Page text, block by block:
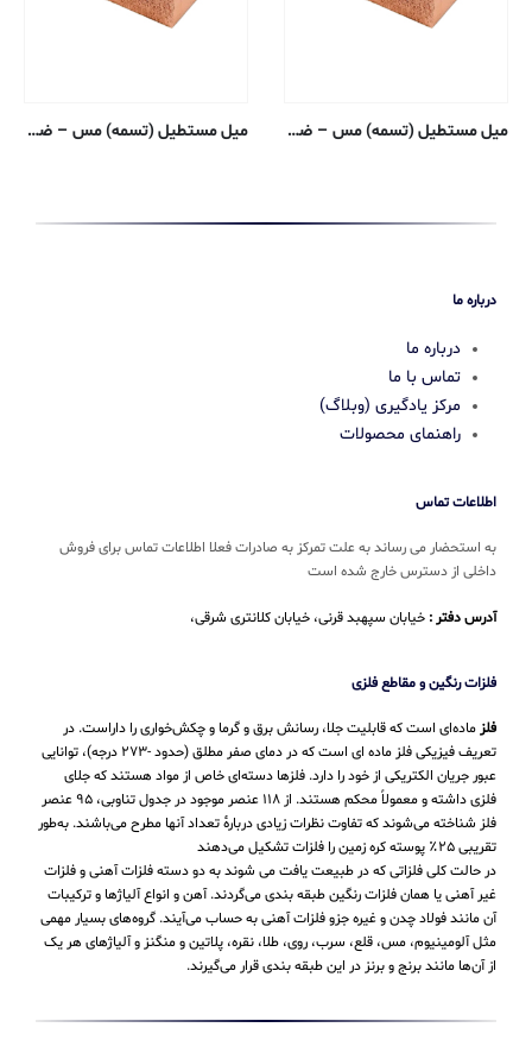
میل مستطیل (تسمه) مس – ضخامت ۰٫۳۱۷۵ ، عرض ۰٫۹۵۲۵ سانتی متر – ۱۱۰-H02 میل مستطیل (تسمه) مس – ضخامت ۰٫۱۵۸۷ ، عرض ۱٫۲۷ سانتی متر – ۱۱۰-H02
درباره ما
درباره ما
تماس با ما
مرکز یادگیری (وبلاگ)
راهنمای محصولات
اطلاعات تماس
به استحضار می رساند به علت تمرکز به صادرات فعلا اطلاعات تماس برای فروش
داخلی از دسترس خارج شده است
آدرس دفتر : خیابان سپهبد قرنی، خیابان کلانتری شرقی،
فلزات رنگین و مقاطع فلزی
فلزماده‌ای است که قابلیت جلا، رسانش برق و گرما و چکش‌خواری را داراست. در
تعریف فیزیکی فلز ماده ای است که در دمای صفر مطلق (حدود -۲۷۳ درجه)، توانایی
عبور جریان الکتریکی از خود را دارد. فلزها دسته‌ای خاص از مواد هستند که جلای
فلزی داشته و معمولاً محکم هستند. از ۱۱۸ عنصر موجود در جدول تناوبی، ۹۵ عنصر
فلز شناخته می‌شوند که تفاوت نظرات زیادی دربارهٔ تعداد آنها مطرح می‌باشند. به‌طور
تقریبی ۲۵٪ پوسته کره زمین را فلزات تشکیل می‌دهند
در حالت کلی فلزاتی که در طبیعت یافت می شوند به دو دسته فلزات آهنی و فلزات
غیر آهنی یا همان فلزات رنگین طبقه بندی می‌گردند. آهن و انواع آلیاژها و ترکیبات
آن مانند فولاد چدن و غیره جزو فلزات آهنی به حساب می‌‌آیند. گروه‌های بسیار مهمی
مثل آلومینیوم، مس، قلع، سرب، روی، طلا، نقره، پلاتین و منگنز و آلیاژهای هر یک
از آن‌ها مانند برنج و برنز در این طبقه‌ بندی قرار می‌‌گیرند.